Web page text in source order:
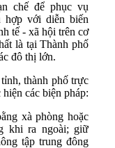
chế để phục vụ
hợp với diễn biến
tế - xã hội trên cơ
là tại Thành phố
đô thị lớn.
thành phố trực
các biện pháp:
xà phòng hoặc
khi ra ngoài; giữ
tập trung đông